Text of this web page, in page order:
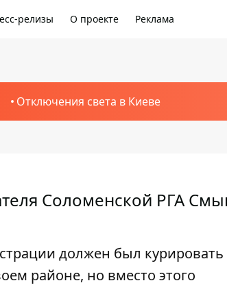
релизы О проекте Реклама
Отключения света в Киеве
Соломенской РГА
должен был курировать
районе, но вместо этого